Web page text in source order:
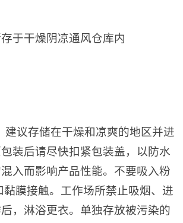
于干燥阴凉通风仓库内
建议存储在干燥和凉爽的地区并进
装后请尽快扣紧包装盖，以防水
入而影响产品性能。不要吸入粉
黏膜接触。工作场所禁止吸烟、进
，淋浴更衣。单独存放被污染的